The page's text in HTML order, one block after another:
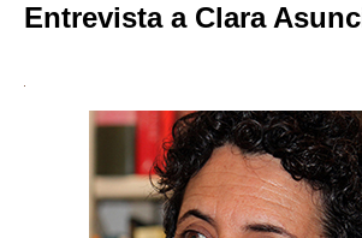
Entrevista a Clara